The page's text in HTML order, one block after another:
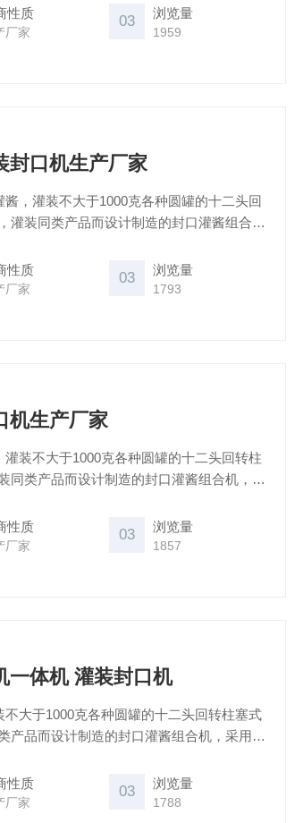
性质
厂家
03 浏览量
1959
封口机生产厂家
，灌装不大于1000克各种圆罐的十二头回
灌装同类产品而设计制造的封口灌酱组合
性质
厂家
03 浏览量
1793
机生产厂家
装不大于1000克各种圆罐的十二头回转柱
同类产品而设计制造的封口灌酱组合机，采
性质
厂家
03 浏览量
1857
一体机 灌装封口机
大于1000克各种圆罐的十二头回转柱塞式
产品而设计制造的封口灌酱组合机，采用无
性质
厂家
03 浏览量
1788